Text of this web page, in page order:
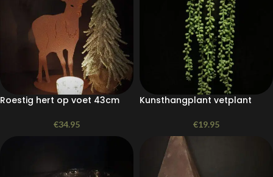
Roestig hert op voet 43cm
€34.95
Kunsthangplant vetplant
€19.95